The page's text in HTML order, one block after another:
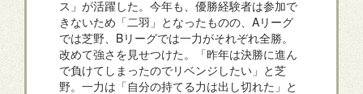
ス」が活躍した。今年も、優勝経験者は参加で
きないため「二羽」となったものの、Aリーグ
では芝野、Bリーグでは一力がそれぞれ全勝。
改めて強さを見せつけた。「昨年は決勝に進ん
で負けてしまったのでリベンジしたい」と芝
野。一力は「自分の持てる力は出し切れた」と